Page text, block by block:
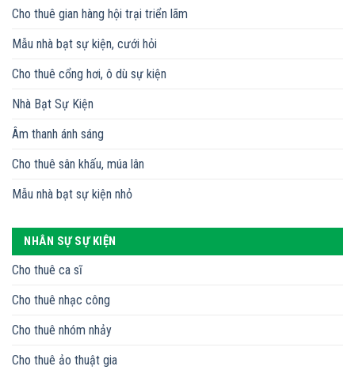
Cho thuê gian hàng hội trại triển lãm
Mẫu nhà bạt sự kiện, cưới hỏi
Cho thuê cổng hơi, ô dù sự kiện
Nhà Bạt Sự Kiện
Âm thanh ánh sáng
Cho thuê sân khấu, múa lân
Mẫu nhà bạt sự kiện nhỏ
NHÂN SỰ SỰ KIỆN
Cho thuê ca sĩ
Cho thuê nhạc công
Cho thuê nhóm nhảy
Cho thuê ảo thuật gia